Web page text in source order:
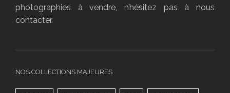
photographies à vendre, n’hésitez pas à nous
contacter.
NOS COLLECTIONS MAJEURES